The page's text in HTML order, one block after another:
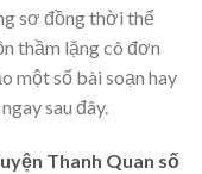
sơ đồng thời thể
thầm lặng cô đơn
một số bài soạn hay
sau đây.
Thanh Quan số